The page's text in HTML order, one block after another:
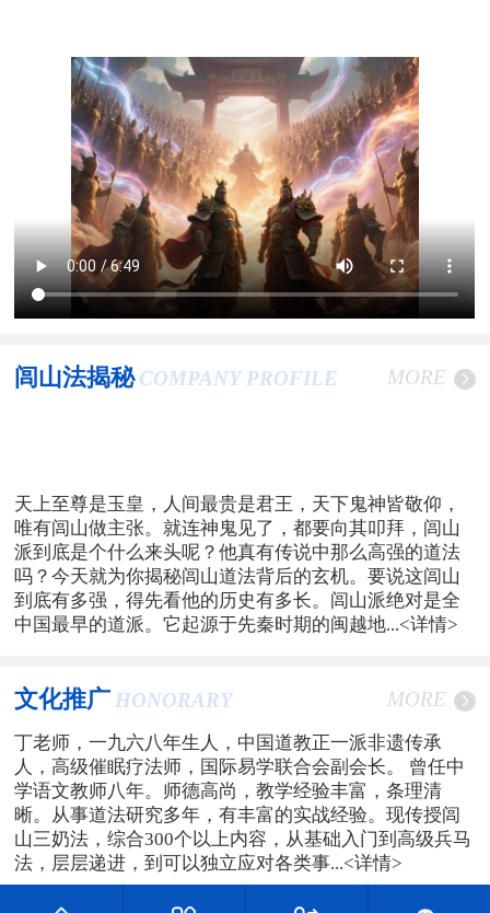
闾山法揭秘 COMPANY PROFILE MORE
天上至尊是玉皇，人间最贵是君王，天下鬼神皆敬仰，
唯有闾山做主张。就连神鬼见了，都要向其叩拜，闾山
派到底是个什么来头呢？他真有传说中那么高强的道法
吗？今天就为你揭秘闾山道法背后的玄机。要说这闾山
到底有多强，得先看他的历史有多长。闾山派绝对是全
中国最早的道派。它起源于先秦时期的闽越地...<详情>
文化推广 HONORARY MORE
丁老师，一九六八年生人，中国道教正一派非遗传承
人，高级催眠疗法师，国际易学联合会副会长。 曾任中
学语文教师八年。师德高尚，教学经验丰富，条理清
晰。从事道法研究多年，有丰富的实战经验。现传授闾
山三奶法，综合300个以上内容，从基础入门到高级兵马
法，层层递进，到可以独立应对各类事...<详情>